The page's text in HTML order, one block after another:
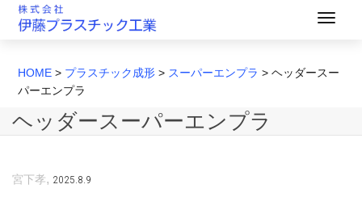
HOME > プラスチック成形 > スーパーエンプラ >ヘッダースー
パーエンプラ
ヘッダースーパーエンプラ
宮下孝, 2025.8.9